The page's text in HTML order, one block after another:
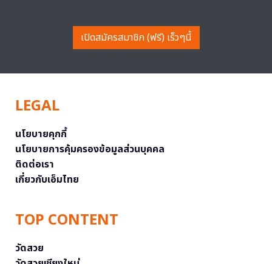
เปิดสมัครสมาชิก (ฟรี) เร็วๆนี้
LEGAL
นโยบายคุกกี้
นโยบายการคุ้มครองข้อมูลส่วนบุคคล
ติดต่อเรา
เกี่ยวกับเอ็มไทย
TOP CONTENT
วัดสวย